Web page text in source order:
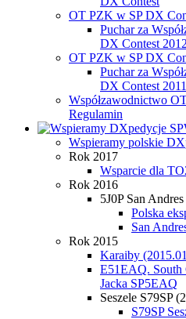
OT PZK w SP DX
Puchar za
DX Contest 2012
OT PZK w SP DX
Puchar za
DX Contest 2011
Współzawodnictwo
Regulamin
Wspieramy polskie
Rok 2017
Wsparcie dla
Rok 2016
5J0P San
Polska
San
Rok 2015
Karaiby
E51EAQ. South
Jacka SP5EAQ
Seszele S79SP
S79SP